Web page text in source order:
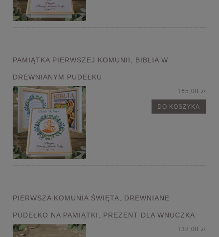
PAMIĄTKA PIERWSZEJ KOMUNII, BIBLIA W
DREWNIANYM PUDEŁKU
165,00 zł
DO KOSZYKA
PIERWSZA KOMUNIA ŚWIĘTA, DREWNIANE
PUDEŁKO NA PAMIĄTKI, PREZENT DLA WNUCZKA
138,00 zł